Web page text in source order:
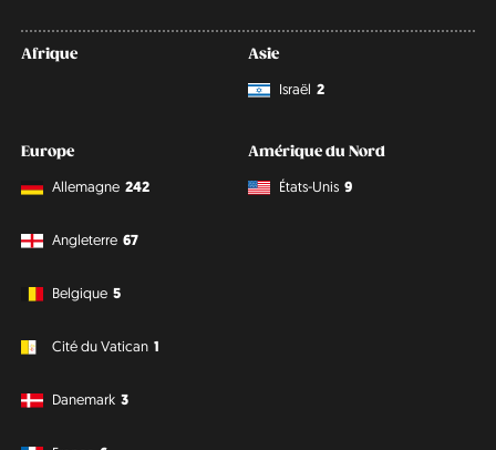
Afrique
Asie
Israël 2
Europe
Allemagne 242
Angleterre 67
Belgique 5
Cité du Vatican 1
Danemark 3
Amérique du Nord
États-Unis 9